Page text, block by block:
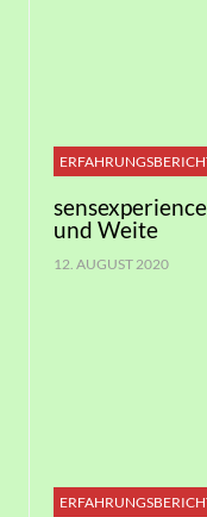
und Weite
12. AUGUST 2020